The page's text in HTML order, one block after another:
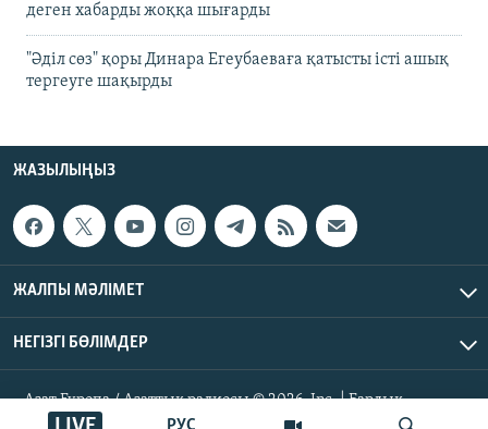
деген хабарды жоққа шығарды
"Әділ сөз" қоры Динара Егеубаеваға қатысты істі ашық
тергеуге шақырды
ЖАЗЫЛЫҢЫЗ
ЖАЛПЫ МӘЛІМЕТ
НЕГІЗГІ БӨЛІМДЕР
Азат Еуропа / Азаттық радиосы © 2026, Inc. | Барлық
құқықтары қорғалған